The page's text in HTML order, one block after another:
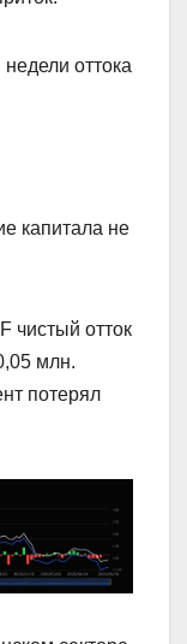
оттока
капитала не
чистый отток
млн.
потерял